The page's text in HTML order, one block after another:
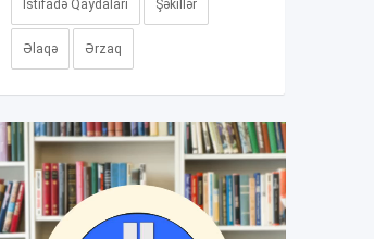
İstifadə Qaydaları Şəkillər
Əlaqə Ərzaq